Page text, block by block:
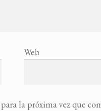
Web
la próxima vez que